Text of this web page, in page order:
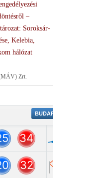
–
Soroksár-
Kelebia,
hálózat
Zrt.